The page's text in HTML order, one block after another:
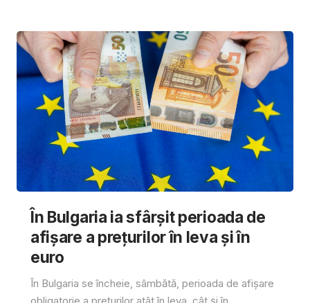
În Bulgaria ia sfârşit perioada de
afișare a prețurilor în ​​leva și în
euro
În Bulgaria se încheie, sâmbătă, perioada de afișare